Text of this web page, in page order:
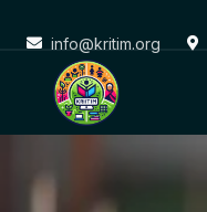
info@kritim.org